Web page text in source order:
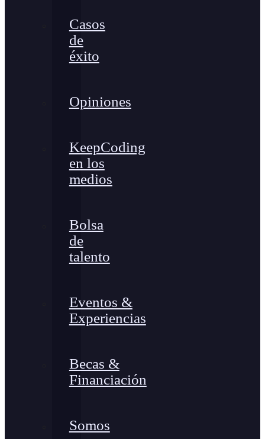
Casos
de
éxito
Opiniones
KeepCoding
en los
medios
Bolsa
de
talento
Eventos &
Experiencias
Becas &
Financiación
Somos